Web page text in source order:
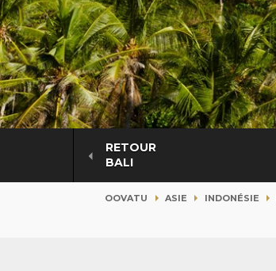
RETOUR
BALI
OOVATU ASIE INDONÉSIE